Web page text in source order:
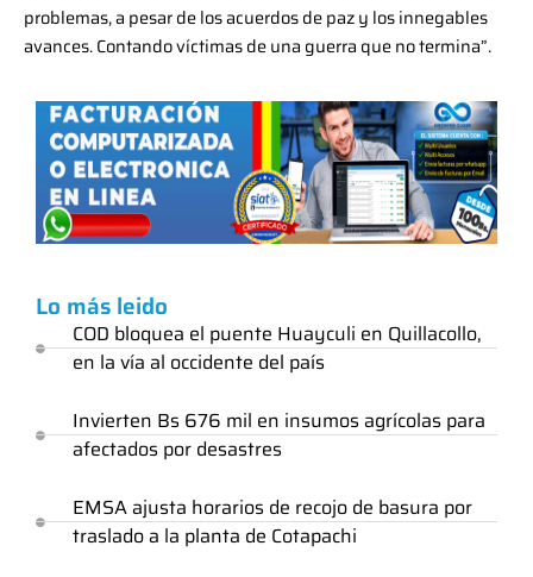
problemas, a pesar de los acuerdos de paz y los innegables
avances. Contando víctimas de una guerra que no termina”.
Lo más leido
COD bloquea el puente Huayculi en Quillacollo,
en la vía al occidente del país
Invierten Bs 676 mil en insumos agrícolas para
afectados por desastres
EMSA ajusta horarios de recojo de basura por
traslado a la planta de Cotapachi